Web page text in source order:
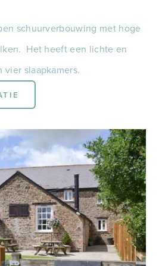
schuurverbouwing met hoge
Het heeft een lichte en
vier slaapkamers.